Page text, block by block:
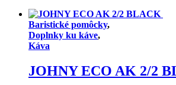
Baristické pomôcky,
Doplnky ku káve,
Káva
JOHNY ECO AK 2/2